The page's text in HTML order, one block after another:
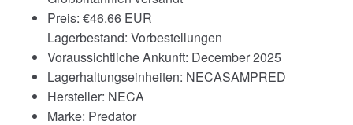
Preis: €46.66 EUR
Lagerbestand: Vorbestellungen
Voraussichtliche Ankunft: December 2025
Lagerhaltungseinheiten: NECASAMPRED
Hersteller: NECA
Marke: Predator